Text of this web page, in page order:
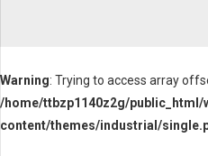
Warning: Trying to access array
/home/ttbzp1140z2g/public_html/
content/themes/industrial/